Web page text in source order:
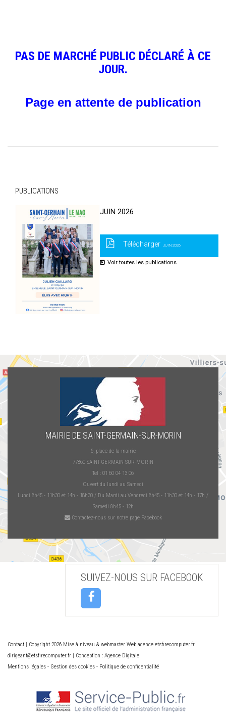
PAS DE MARCHÉ PUBLIC DÉCLARÉ À CE
JOUR.
Page en attente de publication
PUBLICATIONS
JUIN 2026
Télécharger JUIN 2026
Voir toutes les publications
MAIRIE DE SAINT-GERMAIN-SUR-MORIN
6, place de la mairie
77860 SAINT-GERMAIN-SUR-MORIN
Tel : 01 60 04 13 06
Ouvert du lundi au Samedi
Lundi 8h45 - 11h30 et 14h - 18h30 / Du Mardi au Vendredi 8h45 - 11h30 et 14h - 17h /
Samedi 8h45 - 12h
Contactez-nous sur notre page Facebook
SUIVEZ-NOUS SUR FACEBOOK
Contact | Copyright 2026 Mise à niveau & webmaster Web agence etsfirecomputer.fr
dirigeant@etsfirecomputer.fr | Conception : Agence Digitale
Mentions légales - Gestion des cookies - Politique de confidentialité